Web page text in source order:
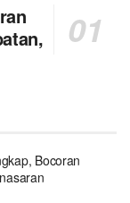
Bocoran